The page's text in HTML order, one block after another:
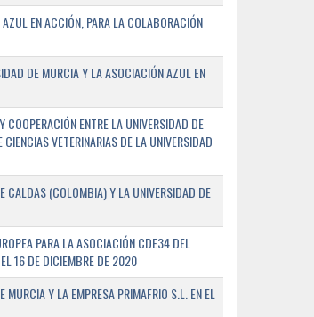
EN ACCIÓN, PARA LA COLABORACIÓN
DE MURCIA Y LA ASOCIACIÓN AZUL EN
ENTRE LA UNIVERSIDAD DE
VETERINARIAS DE LA UNIVERSIDAD
CALDAS (COLOMBIA) Y LA UNIVERSIDAD DE
PARA LA ASOCIACIÓN CDE34 DEL
16 DE DICIEMBRE DE 2020
Y LA EMPRESA PRIMAFRIO S.L. EN EL